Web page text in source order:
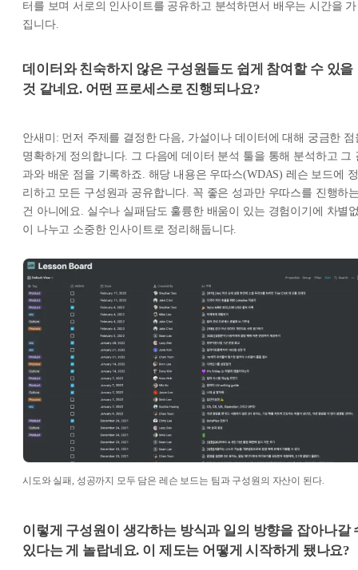
터를 보며 서로의 인사이트를 공유하고 분석하면서 배우는 시간을 가
집니다.
데이터와 친숙하지 않은 구성원들도 쉽게 참여할 수 있을
것 같네요. 어떤 프로세스로 진행되나요?
안새미: 먼저 주제를 결정한 다음, 가설이나 데이터에 대해 궁금한 점
명확하게 정의합니다. 그 다음에 데이터 분석 툴을 통해 분석하고 그
과와 배운 점을 기록하죠. 해당 내용은 우따스(WDAS) 레슨 보드에 정
리하고 모든 구성원과 공유합니다. 꼭 좋은 성과만 우따스를 진행하
건 아니에요. 실수나 실패담도 훌륭한 배움이 있는 경험이기에 차별
이 나누고 소중한 인사이트로 정리해둡니다.
시도와 실패, 성공까지 모두 담은 레슨 보드는 팀과 구성원의 자산이 된다.
이렇게 구성원이 생각하는 방식과 일의 방향을 잡아나갈
있다는 게 놀랍네요. 이 제도는 어떻게 시작하게 됐나요?